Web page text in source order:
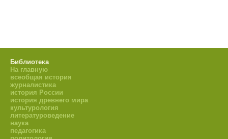
Библиотека
На главную
всеобщая история
журналистика
история России
история древнего мира
культурология
литературоведение
наука
педагогика